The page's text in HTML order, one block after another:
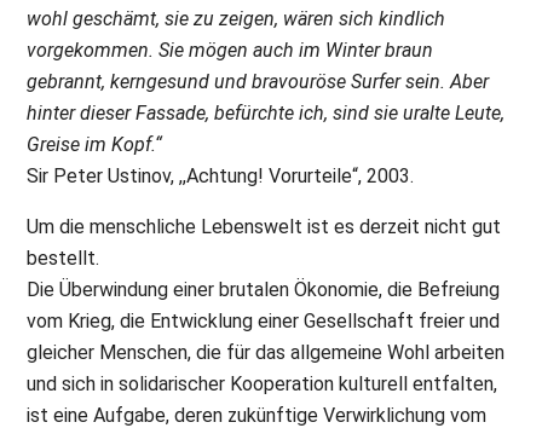
wohl geschämt, sie zu zeigen, wären sich kindlich
vorgekommen. Sie mögen auch im Winter braun
gebrannt, kerngesund und bravouröse Surfer sein. Aber
hinter dieser Fassade, befürchte ich, sind sie uralte Leute,
Greise im Kopf.“
Sir Peter Ustinov, ,,Achtung! Vorurteile“, 2003.
Um die menschliche Lebenswelt ist es derzeit nicht gut
bestellt.
Die Überwindung einer brutalen Ökonomie, die Befreiung
vom Krieg, die Entwicklung einer Gesellschaft freier und
gleicher Menschen, die für das allgemeine Wohl arbeiten
und sich in solidarischer Kooperation kulturell entfalten,
ist eine Aufgabe, deren zukünftige Verwirklichung vom